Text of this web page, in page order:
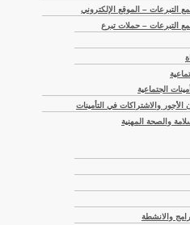
التبرعات – الموقع الإلكتروني
التبرعات – حملات تبرع
الجتماعية
الأجور والاشتراكات في التأمينات
والصحة المهنية
والانشطة